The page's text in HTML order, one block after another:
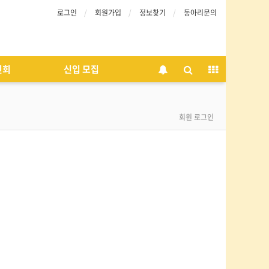
로그인 회원가입 정보찾기 동아리문의
신입 모집
회원 로그인